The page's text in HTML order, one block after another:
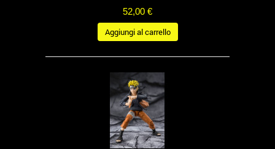
52,00 €
Aggiungi al carrello